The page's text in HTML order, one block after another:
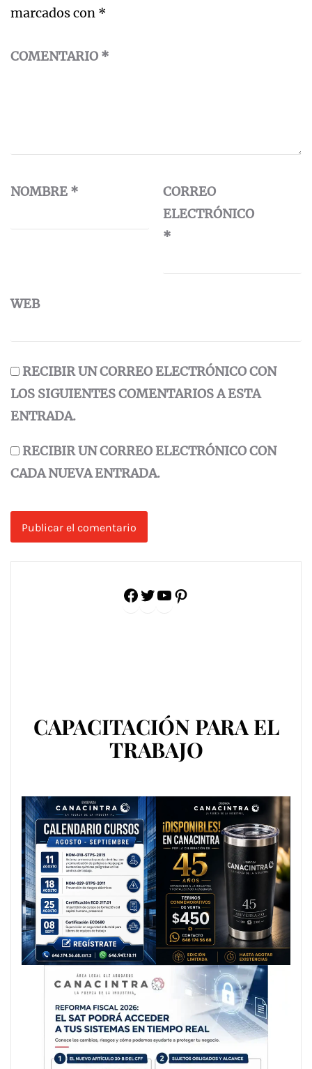
marcados con *
COMENTARIO *
NOMBRE *
CORREO
ELECTRÓNICO
*
WEB
RECIBIR UN CORREO ELECTRÓNICO CON
LOS SIGUIENTES COMENTARIOS A ESTA
ENTRADA.
RECIBIR UN CORREO ELECTRÓNICO CON
CADA NUEVA ENTRADA.
Facebook
Twitter
YouTube
Pinterest
CAPACITACIÓN PARA EL
TRABAJO